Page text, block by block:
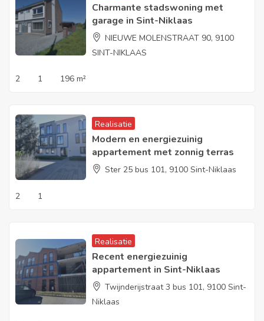
Charmante stadswoning met
garage in Sint-Niklaas
NIEUWE MOLENSTRAAT 90, 9100
SINT-NIKLAAS
2 1 196 m²
Realisatie
Modern en energiezuinig
appartement met zonnig terras
Ster 25 bus 101, 9100 Sint-Niklaas
2 1
Realisatie
Recent energiezuinig
appartement in Sint-Niklaas
Twijnderijstraat 3 bus 101, 9100 Sint-
Niklaas